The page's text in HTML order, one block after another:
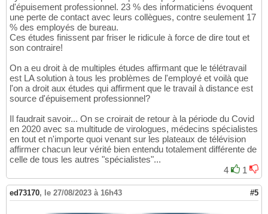
d'épuisement professionnel. 23 % des informaticiens évoquent
une perte de contact avec leurs collègues, contre seulement 17
% des employés de bureau.
Ces études finissent par friser le ridicule à force de dire tout et
son contraire!
On a eu droit à de multiples études affirmant que le télétravail
est LA solution à tous les problèmes de l'employé et voilà que
l'on a droit aux études qui affirment que le travail à distance est
source d'épuisement professionnel?
Il faudrait savoir... On se croirait de retour à la période du Covid
en 2020 avec sa multitude de virologues, médecins spécialistes
en tout et n'importe quoi venant sur les plateaux de télévision
affirmer chacun leur vérité bien entendu totalement différente de
celle de tous les autres "spécialistes"...
4
1
ed73170, le 27/08/2023 à 16h43 #5